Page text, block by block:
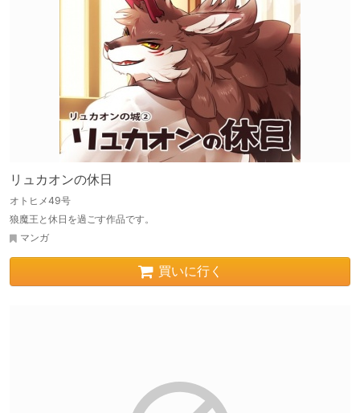
リュカオンの休日
オトヒメ49号
狼魔王と休日を過ごす作品です。
マンガ
買いに行く